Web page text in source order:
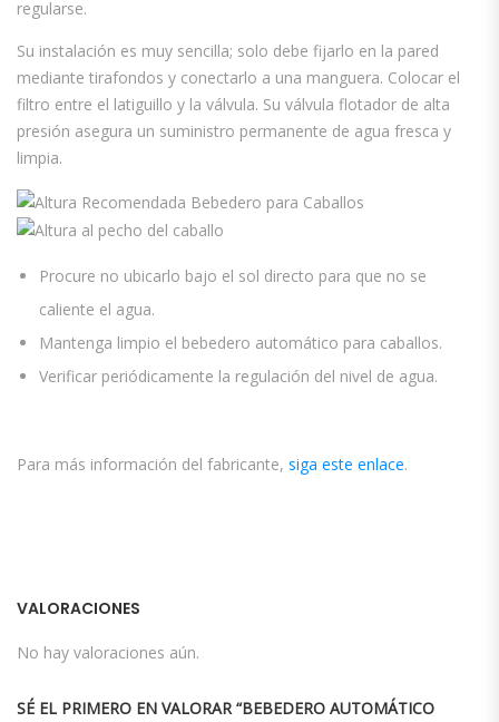
regularse.
Su instalación es muy sencilla; solo debe fijarlo en la pared
mediante tirafondos y conectarlo a una manguera. Colocar el
filtro entre el latiguillo y la válvula. Su válvula flotador de alta
presión asegura un suministro permanente de agua fresca y
limpia.
Procure no ubicarlo bajo el sol directo para que no se
caliente el agua.
Mantenga limpio el bebedero automático para caballos.
Verificar periódicamente la regulación del nivel de agua.
Para más información del fabricante, siga este enlace.
VALORACIONES
No hay valoraciones aún.
SÉ EL PRIMERO EN VALORAR “BEBEDERO AUTOMÁTICO